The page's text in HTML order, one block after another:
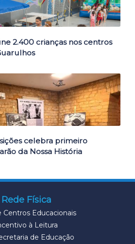
2.400 crianças nos centros
celebra primeiro
da Nossa História
Rede Física
Centros Educacionais
à Leitura
de Educação